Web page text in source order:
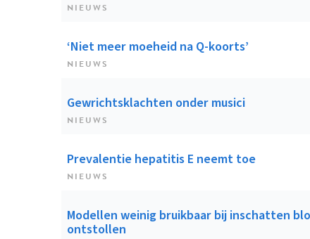
NIEUWS
‘Niet meer moeheid na Q-koorts’
NIEUWS
Gewrichtsklachten onder musici
NIEUWS
Prevalentie hepatitis E neemt toe
NIEUWS
Modellen weinig bruikbaar bij inschatten
ontstollen